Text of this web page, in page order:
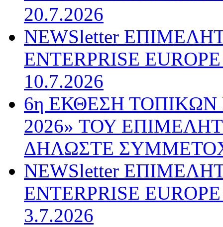
20.7.2026
NEWSletter
ENTERPRISE
10.7.2026
6η ΕΚΘΕΣΗ ΤΟΠΙΚΩΝ
2026» ΤΟΥ
ΔΗΛΩΣΤΕ
NEWSletter
ENTERPRISE
3.7.2026